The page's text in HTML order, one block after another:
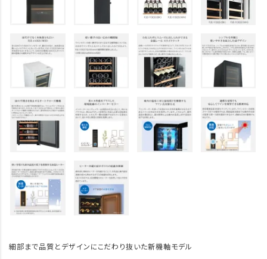
細部まで品質とデザインにこだわり抜いた新機軸モデル